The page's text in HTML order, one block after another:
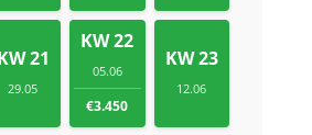
21
29.05
KW 22
05.06
€3.450
KW 23
12.06